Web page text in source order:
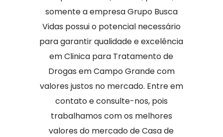
somente a empresa Grupo Busca
Vidas possui o potencial necessário
para garantir qualidade e excelência
em Clinica para Tratamento de
Drogas em Campo Grande com
valores justos no mercado. Entre em
contato e consulte-nos, pois
trabalhamos com os melhores
valores do mercado de Casa de